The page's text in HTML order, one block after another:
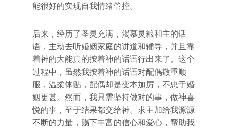
能很好的实现自我情绪管控。
后来，经历了圣灵充满，渴慕灵粮和主的话
语，主动去听婚姻家庭的讲道和辅导，并且靠
着神的大能真的按着神的话语行出来了。这个
过程中，虽然我按着神的话语对配偶敬重顺
服，温柔体贴，配偶却是变本加厉，不忠于婚
姻更甚。然而，我只需坚持做对的事，做神喜
悦的事，至于结果都交给神。求主加给我源源
不断的力量，赐下丰富的信心和爱心，帮助我